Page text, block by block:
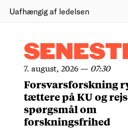
Uafhængig af ledelsen
7. august, 2026— 07:30
Forsvarsforskning
tættere på KU og
spørgsmål om
forskningsfrihed